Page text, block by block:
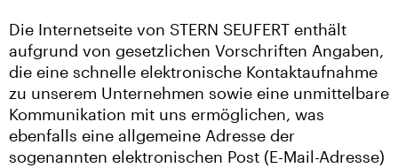
Die Internetseite von STERN SEUFERT enthält
aufgrund von gesetzlichen Vorschriften Angaben,
die eine schnelle elektronische Kontaktaufnahme
zu unserem Unternehmen sowie eine unmittelbare
Kommunikation mit uns ermöglichen, was
ebenfalls eine allgemeine Adresse der
sogenannten elektronischen Post (E-Mail-Adresse)